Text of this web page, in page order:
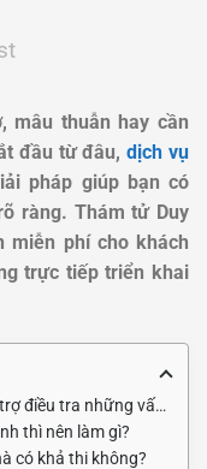
mâu thuẫn hay cần
đầu từ đâu,dịch vụ
pháp giúp bạn có
ràng. Thám tử Duy
miễn phí cho khách
trực tiếp triển khai
tra những vấn đề gì?
thì nên làm gì?
có khả thi không?